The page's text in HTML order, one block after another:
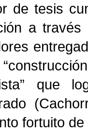
de tesis
a través
que
fortuito